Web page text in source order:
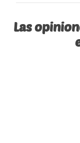
Las